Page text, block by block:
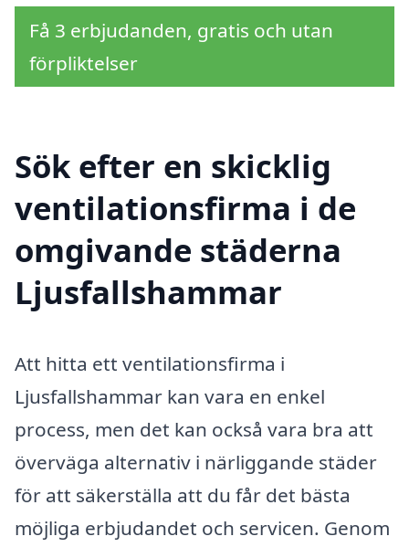
Få 3 erbjudanden, gratis och utan
förpliktelser
Sök efter en skicklig
ventilationsfirma i de
omgivande städerna
Ljusfallshammar
Att hitta ett ventilationsfirma i
Ljusfallshammar kan vara en enkel
process, men det kan också vara bra att
överväga alternativ i närliggande städer
för att säkerställa att du får det bästa
möjliga erbjudandet och servicen. Genom